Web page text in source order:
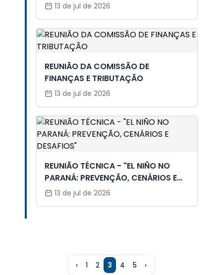
13 de jul de 2026
REUNIÃO DA COMISSÃO DE
FINANÇAS E TRIBUTAÇÃO
13 de jul de 2026
REUNIÃO TÉCNICA - "EL NIÑO NO
PARANÁ: PREVENÇÃO, CENÁRIOS E
DESAFIOS"
13 de jul de 2026
‹ 1 2 3 4 5 ›